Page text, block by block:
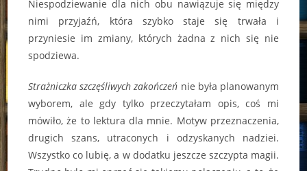
Niespodziewanie dla nich obu nawiązuje się między
nimi przyjaźń, która szybko staje się trwała i
przyniesie im zmiany, których żadna z nich się nie
spodziewa.
Strażniczka szczęśliwych zakończeń nie była planowanym
wyborem, ale gdy tylko przeczytałam opis, coś mi
mówiło, że to lektura dla mnie. Motyw przeznaczenia,
drugich szans, utraconych i odzyskanych nadziei.
Wszystko co lubię, a w dodatku jeszcze szczypta magii.